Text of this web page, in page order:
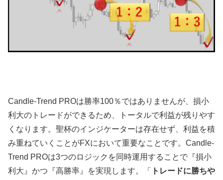
Candle-Trend PROは勝率100％ではありませんが、損小
利大のトレードができるため、トータルで利益が残りやす
くなります。聖杯のインジケーターは存在せず、利益を積
み重ねていくことがFXにおいて重要なことです。Candle-
Trend PROは3つのロジックを同時運用することで『損小
利大』かつ『高勝率』を実現します。「
トレードに勝ちや